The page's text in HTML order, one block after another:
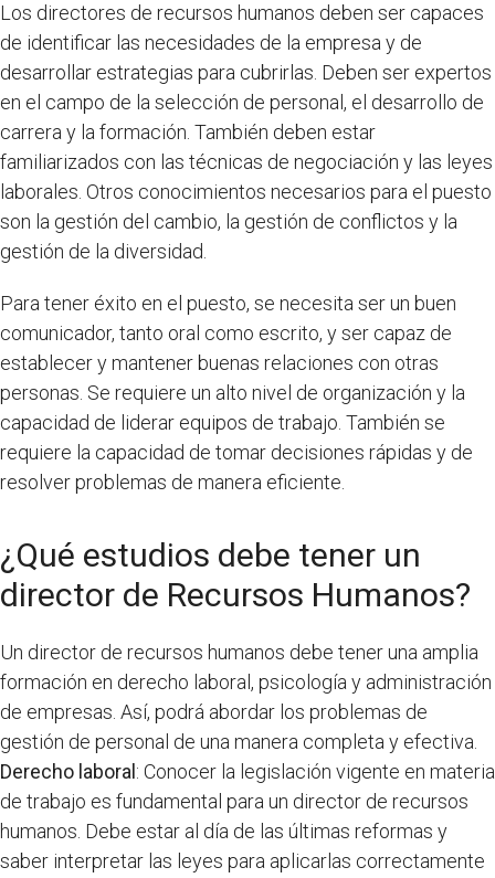
Los directores de recursos humanos deben ser capaces
de identificar las necesidades de la empresa y de
desarrollar estrategias para cubrirlas. Deben ser expertos
en el campo de la selección de personal, el desarrollo de
carrera y la formación. También deben estar
familiarizados con las técnicas de negociación y las leyes
laborales. Otros conocimientos necesarios para el puesto
son la gestión del cambio, la gestión de conflictos y la
gestión de la diversidad.
Para tener éxito en el puesto, se necesita ser un buen
comunicador, tanto oral como escrito, y ser capaz de
establecer y mantener buenas relaciones con otras
personas. Se requiere un alto nivel de organización y la
capacidad de liderar equipos de trabajo. También se
requiere la capacidad de tomar decisiones rápidas y de
resolver problemas de manera eficiente.
¿Qué estudios debe tener un
director de Recursos Humanos?
Un director de recursos humanos debe tener una amplia
formación en derecho laboral, psicología y administración
de empresas. Así, podrá abordar los problemas de
gestión de personal de una manera completa y efectiva.
Derecho laboral : Conocer la legislación vigente en materia
de trabajo es fundamental para un director de recursos
humanos. Debe estar al día de las últimas reformas y
saber interpretar las leyes para aplicarlas correctamente